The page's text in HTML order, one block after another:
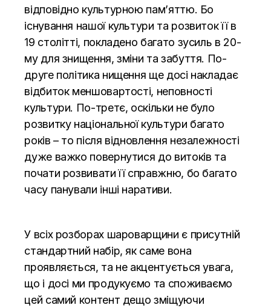
відповідно культурною пам’яттю. Бо
існування нашої культури та розвиток її в
19 столітті, покладено багато зусиль в 20-
му для знищення, зміни та забуття. По-
друге політика нищення ще досі накладає
відбиток меншовартості, неповності
культури. По-третє, оскільки не було
розвитку національної культури багато
років – то після відновлення незалежності
дуже важко повернутися до витоків та
почати розвивати її справжню, бо багато
часу панували інші наративи.
У всіх розборах шароварщини є присутній
стандартний набір, як саме вона
проявляється, та не акцентується увага,
що і досі ми продукуємо та споживаємо
цей самий контент дещо зміщуючи